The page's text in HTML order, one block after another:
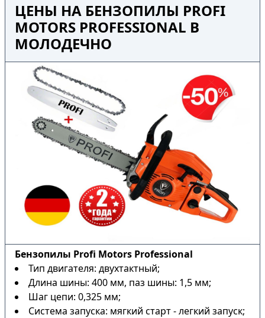
ЦЕНЫ НА БЕНЗОПИЛЫ PROFI
MOTORS PROFESSIONAL В
МОЛОДЕЧНО
Бензопилы Profi Motors Professional
Тип двигателя: двухтактный;
Длина шины: 400 мм, паз шины: 1,5 мм;
Шаг цепи: 0,325 мм;
Система запуска: мягкий старт - легкий запуск;